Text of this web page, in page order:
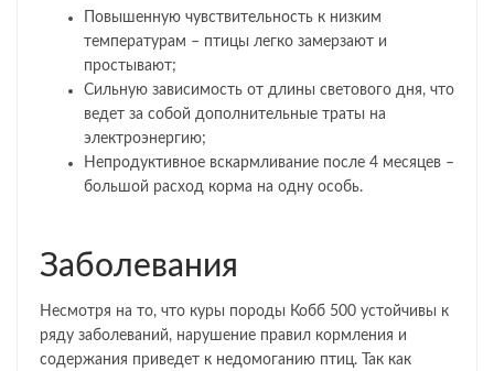
Повышенную чувствительность к низким
температурам – птицы легко замерзают и
простывают;
Сильную зависимость от длины светового дня, что
ведет за собой дополнительные траты на
электроэнергию;
Непродуктивное вскармливание после 4 месяцев –
большой расход корма на одну особь.
Заболевания
Несмотря на то, что куры породы Кобб 500 устойчивы к
ряду заболеваний, нарушение правил кормления и
содержания приведет к недомоганию птиц. Так как